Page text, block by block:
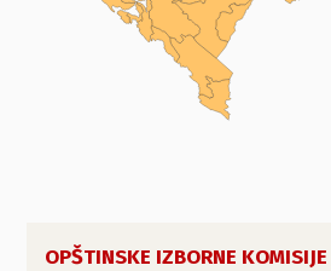
OPŠTINSKE IZBORNE KOMISIJE